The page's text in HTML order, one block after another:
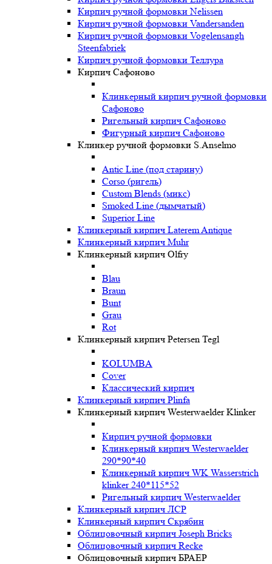
Кирпич ручной формовки Nelissen
Кирпич ручной формовки Vandersanden
Кирпич ручной формовки Vogelensangh
Steenfabriek
Кирпич ручной формовки Теллура
Кирпич Сафоново
Клинкерный кирпич ручной формовки
Сафоново
Ригельный кирпич Сафоново
Фигурный кирпич Сафоново
Клинкер ручной формовки S.Anselmo
Antic Line (под старину)
Corso (ригель)
Custom Blends (микс)
Smoked Line (дымчатый)
Superior Line
Клинкерный кирпич Laterem Antique
Клинкерный кирпич Muhr
Клинкерный кирпич Olfry
Blau
Braun
Bunt
Grau
Rot
Клинкерный кирпич Petersen Tegl
KOLUMBA
Cover
Классический кирпич
Клинкерный кирпич Plinfa
Клинкерный кирпич Westerwaelder Klinker
Кирпич ручной формовки
Клинкерный кирпич Westerwaelder
290*90*40
Клинкерный кирпич WK Wasserstrich
klinker 240*115*52
Ригельный кирпич Westerwaelder
Клинкерный кирпич ЛСР
Клинкерный кирпич Скрябин
Облицовочный кирпич Joseph Bricks
Облицовочный кирпич Recke
Облицовочный кирпич БРАЕР